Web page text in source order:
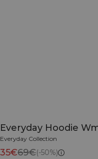
Everyday Hoodie
Everyday Collection
35€69€(-50%)